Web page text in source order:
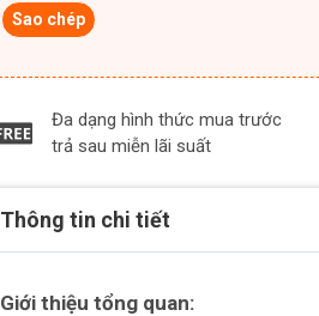
Sao chép
Đa dạng hình thức mua trước
trả sau miễn lãi suất
Thông tin chi tiết
Giới thiệu tổng quan: